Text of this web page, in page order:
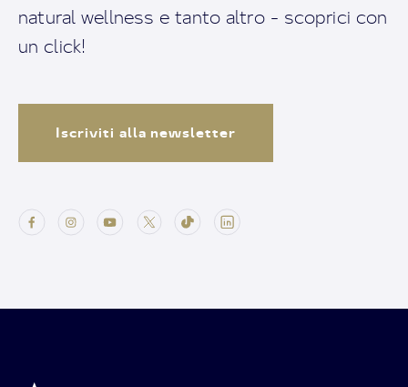
natural wellness e tanto altro - scoprici con
un click!
Iscriviti alla newsletter